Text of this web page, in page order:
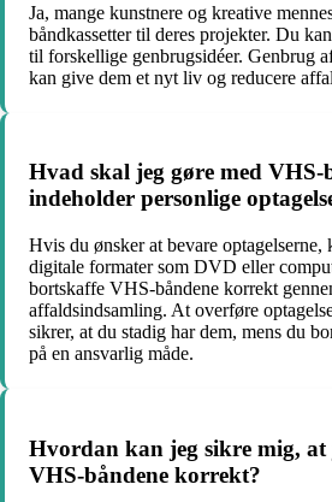
Ja, mange kunstnere og kreative
båndkassetter til deres projekter. Du
til forskellige genbrugsidéer. Genbrug
kan give dem et nyt liv og reducere
Hvad skal jeg gøre med VHS-
indeholder personlige
Hvis du ønsker at bevare
digitale formater som DVD eller
bortskaffe VHS-båndene korrekt
affaldsindsamling. At overføre
sikrer, at du stadig har dem, mens du
på en ansvarlig måde.
Hvordan kan jeg sikre mig,
VHS-båndene korrekt?